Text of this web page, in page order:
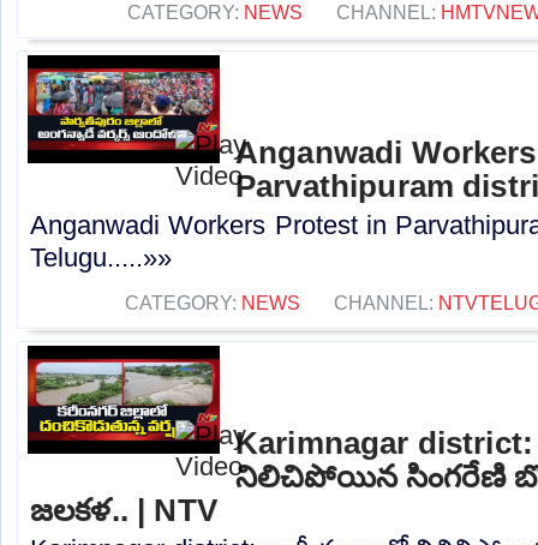
CATEGORY: NEWS CHANNEL:
Anganwadi
Parvathipuram
Anganwadi Workers Protest in
Telugu.....»»
CATEGORY: NEWS CHANNEL:
Karimnagar
నిలిచిపోయిన సింగరేణి
జలకళ.. | NTV